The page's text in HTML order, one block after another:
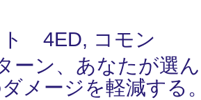
ト 4ED, コモン
ーン、あなたが選
メージを軽減する